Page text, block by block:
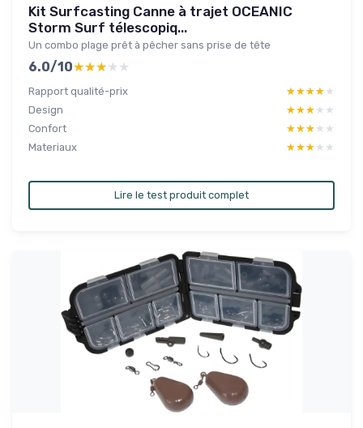
Kit Surfcasting Canne à trajet OCEANIC
Storm Surf télescopiq...
Un combo plage prêt à pêcher sans prise de tête
6.0/10★★★★★
★★★★★
Rapport qualité-prix ★★★★★
★★★★★
Design
★★★★★
★★★★★
Confort
★★★★★
★★★★★
Materiaux
★★★★★
★★★★★
Lire le test produit complet